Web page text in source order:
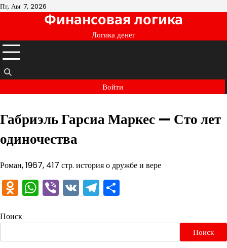
Перейти
Пт, Авг 7, 2026
Финансовая логика
Логика денег
Войти
Габриэль Гарсиа Маркес — Сто лет
одиночества
Роман, 1967, 417 стр. история о дружбе и вере
Odnoklassniki
WhatsApp
Viber
VKTelegram
Поиск
Поиск